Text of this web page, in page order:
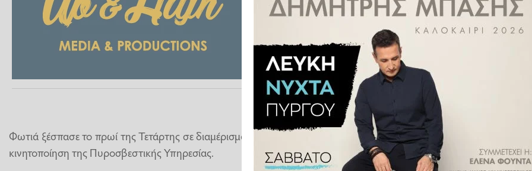
Φωτιά ξέσπασε το πρωί της Τετάρτης σε διαμέρισμα στον Κορυδαλλό, προκαλώντας την
κινητοποίηση της Πυροσβεστικής Υπηρεσίας.